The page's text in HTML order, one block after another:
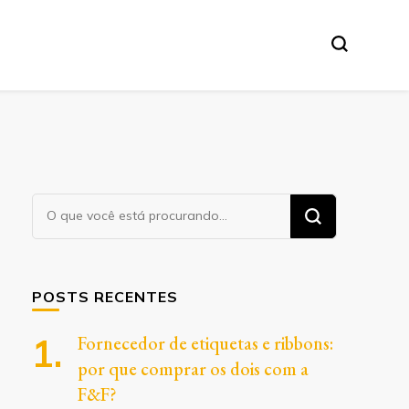
Procurando
algo?
POSTS RECENTES
Fornecedor de etiquetas e ribbons:
por que comprar os dois com a
F&F?